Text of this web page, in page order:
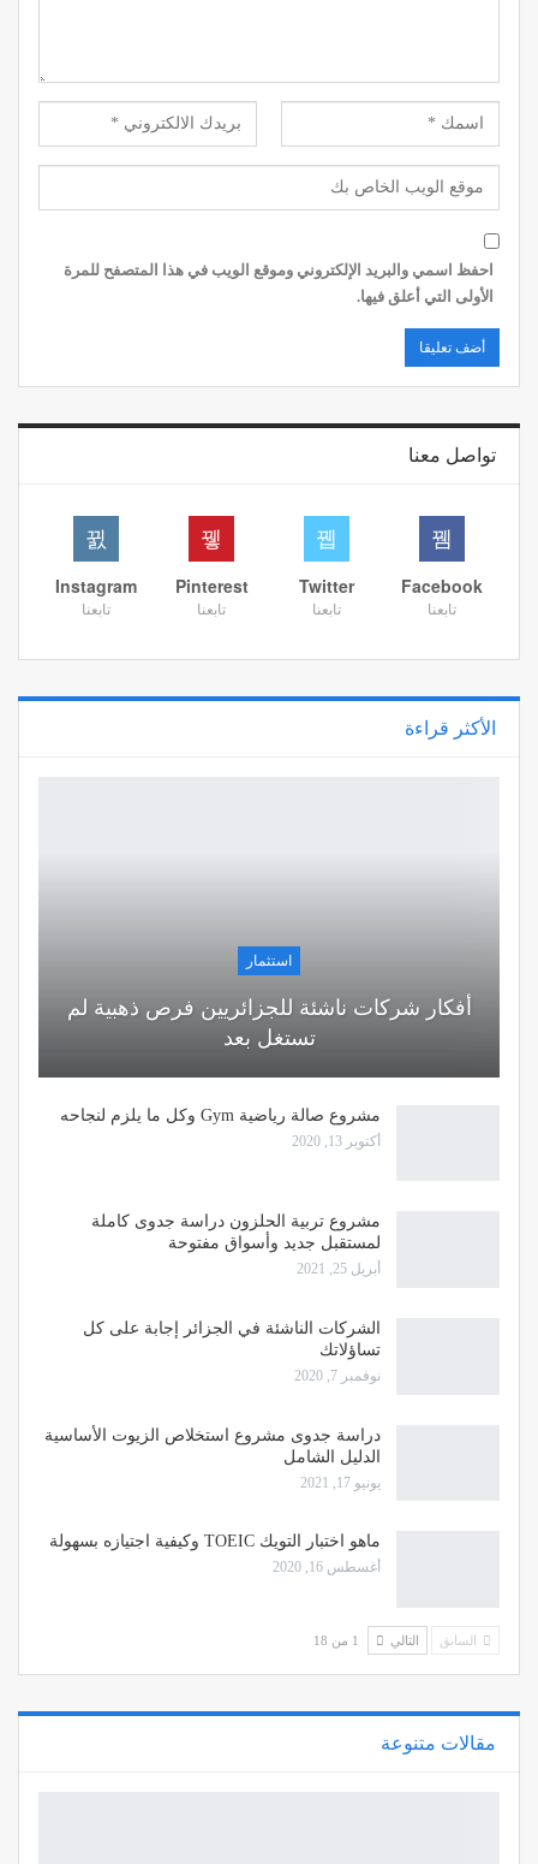
احفظ اسمي والبريد الإلكتروني وموقع الويب في هذا المتصفح للمرة
الأولى التي أعلق فيها.
تواصل معنا
Facebook
تابعنا
Twitter
تابعنا
Pinterest
تابعنا
Instagram
تابعنا
الأكثر قراءة
استثمار
أفكار شركات ناشئة للجزائريين فرص ذهبية لم
تستغل بعد
مشروع صالة رياضية Gym وكل ما يلزم لنجاحه
أكتوبر 13, 2020
مشروع تربية الحلزون دراسة جدوى كاملة
لمستقبل جديد وأسواق مفتوحة
أبريل 25, 2021
الشركات الناشئة في الجزائر إجابة على كل
تساؤلاتك
نوفمبر 7, 2020
دراسة جدوى مشروع استخلاص الزيوت الأساسية
الدليل الشامل
يونيو 17, 2021
ماهو اختبار التويك TOEIC وكيفية اجتيازه بسهولة
أغسطس 16, 2020
السابق التالي 1 من 18
مقالات متنوعة